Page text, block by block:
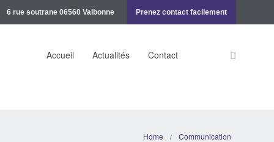
6 rue soutrane 06560 Valbonne Prenez contact facilement
Accueil Actualités Contact
Home / Communication